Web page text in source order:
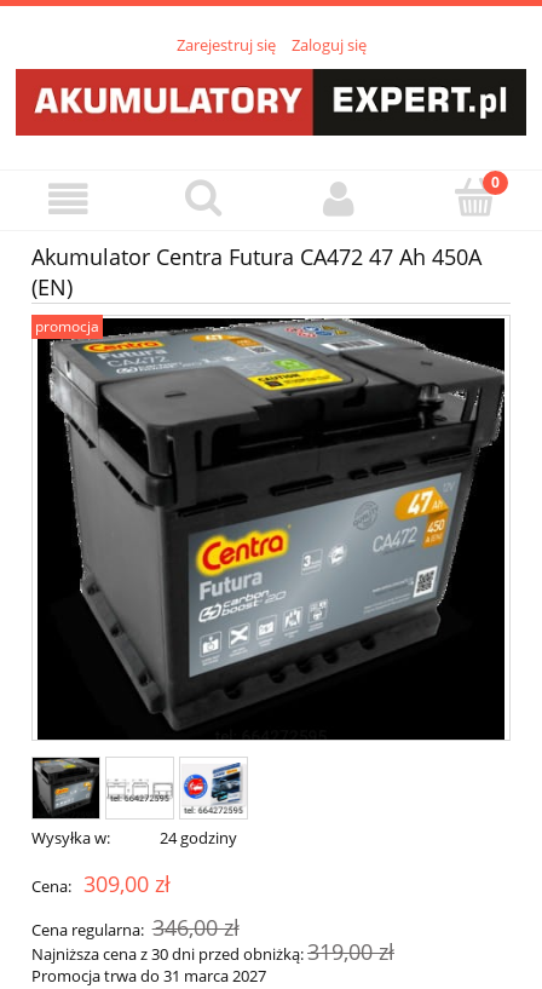
Zarejestruj się Zaloguj się
Akumulator Centra Futura CA472 47 Ah 450A
(EN)
promocja
Wysyłka w: 24 godziny
Cena: 309,00 zł
Cena regularna: 346,00 zł
Najniższa cena z 30 dni przed obniżką:319,00 zł
Promocja trwa do 31 marca 2027